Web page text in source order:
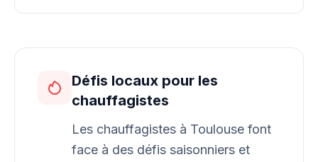
Défis locaux pour les
chauffagistes
Les chauffagistes à Toulouse font
face à des défis saisonniers et